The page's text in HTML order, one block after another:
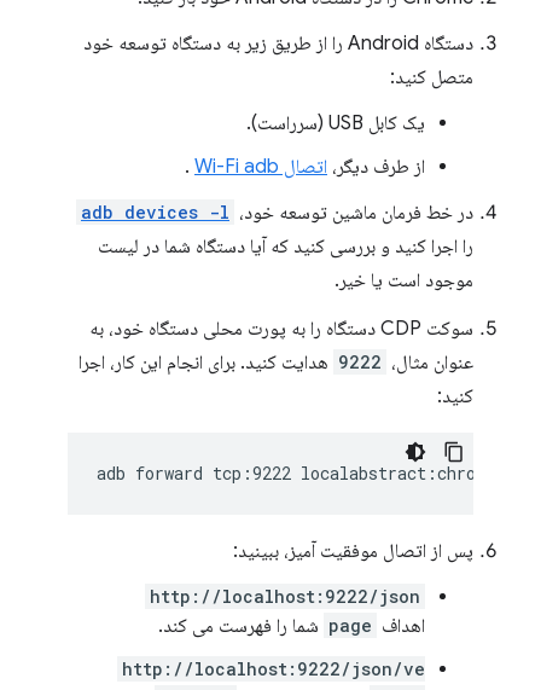
دستگاه Android را از طریق زیر به دستگاه توسعه خود
متصل کنید:
یک کابل USB (سرراست).
از طرف دیگر، اتصال Wi-Fi adb
.
در خط فرمان ماشین توسعه خود، adb devices -l
را اجرا کنید و بررسی کنید که آیا دستگاه شما در لیست
موجود است یا خیر.
سوکت CDP دستگاه را به پورت محلی دستگاه خود، به
عنوان مثال، 9222 هدایت کنید. برای انجام این کار، اجرا
کنید:
adb forward tcp:9222
پس از اتصال موفقیت آمیز، ببینید:
http://localhost:9222/json
اهداف page شما را فهرست می کند.
http://localhost:9222/json/ve